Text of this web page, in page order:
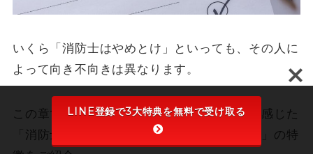
いくら「消防士はやめとけ」といっても、その人に
よって向き不向きは異なります。
この章では、筆者が消防士として働いてきて感じた
「消防士に向いている人と、向いていない人」の特
LINE登録で3大特典を無料で受け取る